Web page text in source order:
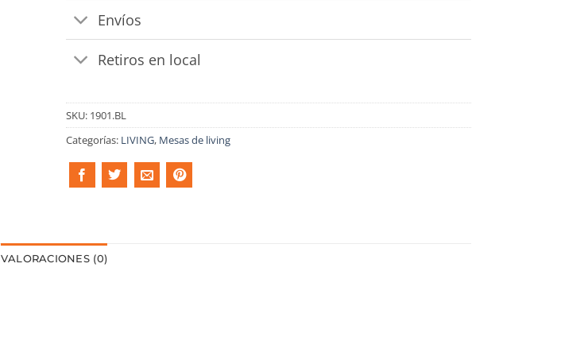
Envíos
Retiros en local
SKU: 1901.BL
Categorías: LIVING, Mesas de living
VALORACIONES (0)